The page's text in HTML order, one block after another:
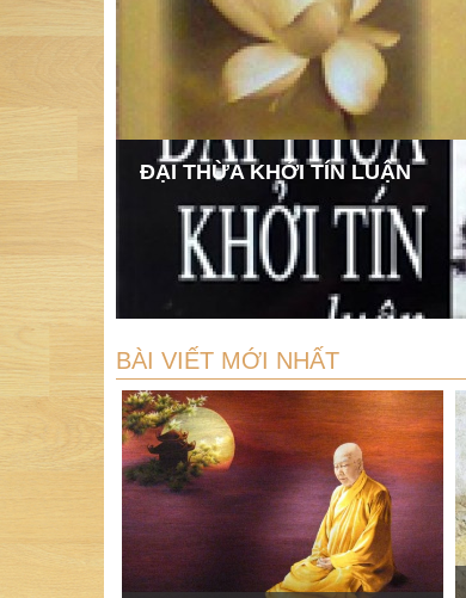
ĐẠI THỪA KHỞI TÍN LUẬN
BÀI VIẾT MỚI NHẤT